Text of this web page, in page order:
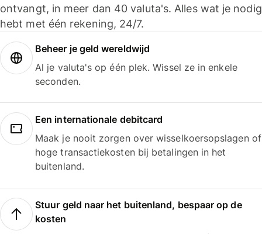
ontvangt, in meer dan 40 valuta's. Alles wat je nodig
hebt met één rekening, 24/7.
Beheer je geld wereldwijd
Al je valuta's op één plek. Wissel ze in enkele
seconden.
Een internationale debitcard
Maak je nooit zorgen over wisselkoersopslagen of
hoge transactiekosten bij betalingen in het
buitenland.
Stuur geld naar het buitenland, bespaar op de
kosten